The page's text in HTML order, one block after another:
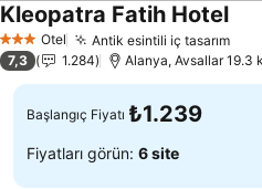
3 YıldızOtel Antik esintili iç tasarım
Kleopatra Fatih Hotel
7,3 1.284 Alanya, Avsallar 19.3
Başlangıç Fiyatı ₺1.239
Fiyatları görün: 6 site